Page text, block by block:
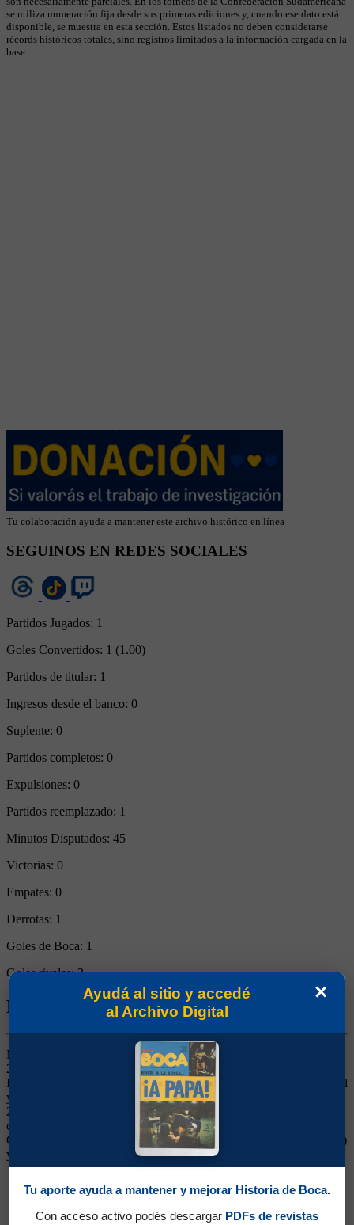
se utiliza numeración fija desde sus primeras ediciones y, cuando ese dato está
disponible, se muestra en esta sección. Estos listados no deben considerarse
récords históricos totales, sino registros limitados a la información cargada en la
base.
Tu colaboración ayuda a mantener este archivo histórico en línea
SEGUINOS EN REDES SOCIALES
Partidos Jugados: 1
Goles Convertidos: 1 (1.00)
Partidos de titular: 1
Ingresos desde el banco: 0
Suplente: 0
Partidos completos: 0
Expulsiones: 0
Partidos reemplazado: 1
Minutos Disputados: 45
Victorias: 0
Empates: 0
Derrotas: 1
Goles de Boca: 1
Goles rivales:3
Biografía de Matías Agustín Silvestre
Marcador Central. Ganó 5 títulos (Aperturas 2003 y 2005, Clausura
2006 y Sudamericana 2005 y Libertadores 2007). Surgido de las
Inferiores. Debutó con Bianchi, quien lo utilizó como volante central
y fue alternativa en el primer equipo, hasta que se ganó el puesto en
2006 cuando fue transferido Schiavi. Correcto, bien para el
cabezazo, se desempeñó bien las veces que le tocó jugar. Pasó a
Catania, Palermo, Inter, Milan, Sampdoria, Empoli y Livorno (Italia)
y Sint-Truidense (Bélgica)
×
Ayudá al sitio y accedé
al Archivo Digital
Tu aporte ayuda a mantener y mejorar Historia de Boca.
Con acceso activo podés descargar PDFs de revistas